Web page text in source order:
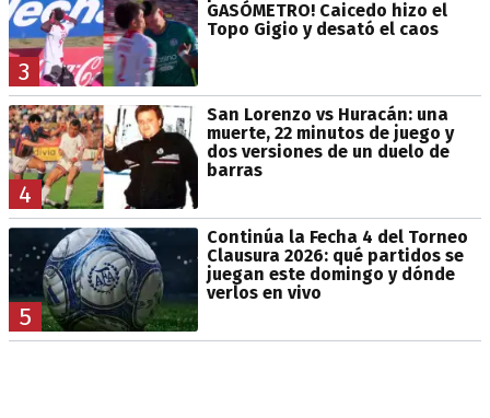
3
GASÓMETRO! Caicedo hizo el
Topo Gigio y desató el caos
4
San Lorenzo vs Huracán: una
muerte, 22 minutos de juego y
dos versiones de un duelo de
barras
5
Continúa la Fecha 4 del Torneo
Clausura 2026: qué partidos se
juegan este domingo y dónde
verlos en vivo